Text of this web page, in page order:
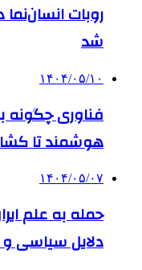
روبات
شد
۱۴۰۴/۰۵/۱۰
فناوری چگونه
هوشمند تا
۱۴۰۴/۰۵/۰۷
حمله به علم
دلایل سیاسی